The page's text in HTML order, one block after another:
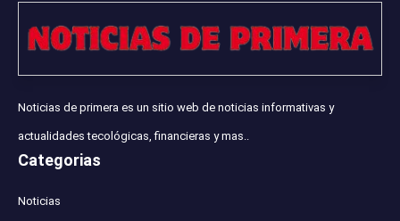
Noticias de primera es un sitio web de noticias informativas y
actualidades tecológicas, financieras y mas..
Categorias
Noticias